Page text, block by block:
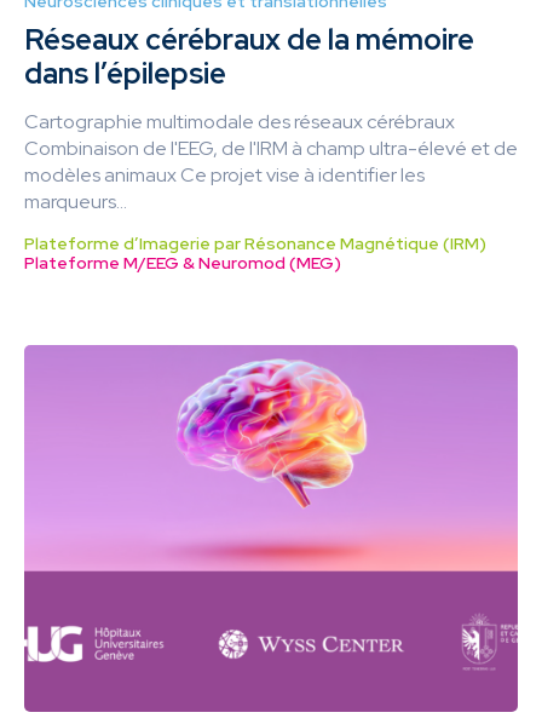
Réseaux cérébraux de la mémoire
dans l’épilepsie
Cartographie multimodale des réseaux cérébraux
Combinaison de l'EEG, de l'IRM à champ ultra-élevé et de
modèles animaux Ce projet vise à identifier les
marqueurs...
Plateforme d’Imagerie par Résonance Magnétique (IRM)
Plateforme M/EEG & Neuromod (MEG)